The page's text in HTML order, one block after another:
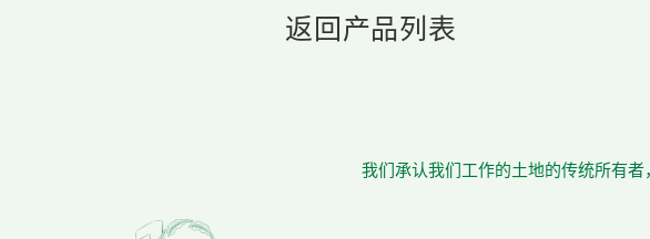
返回产品列表
我们承认我们工作的土地的传统所有